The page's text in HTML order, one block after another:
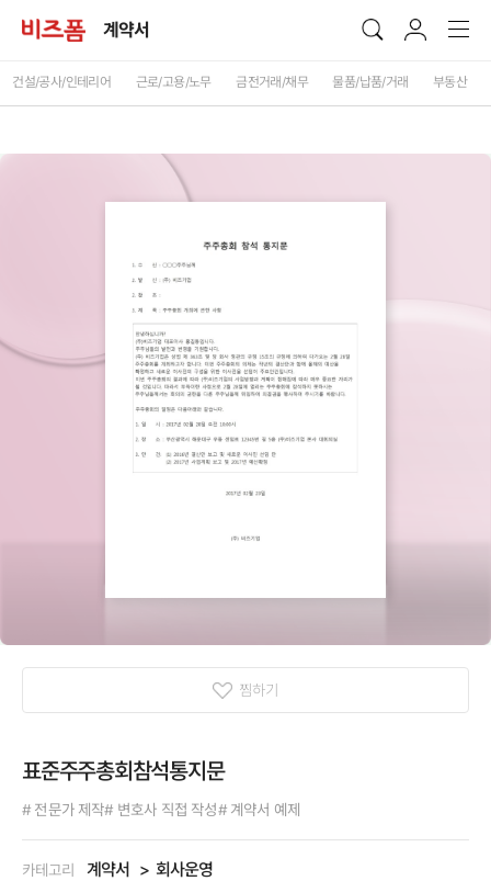
계약서
건설/공사/인테리어 근로/고용/노무 금전거래/채무 물품/납품/거래 부동산
찜하기
표준주주총회참석통지문
# 전문가 제작# 변호사 직접 작성# 계약서 예제
카테고리 계약서 회사운영